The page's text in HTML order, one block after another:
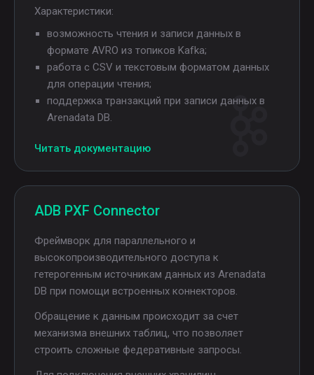
Характеристики:
возможность чтения и записи данных в
формате AVRO из топиков Kafka;
работа с CSV и текстовым форматом данных
для операции чтения;
поддержка транзакций при записи данных в
Arenadata DB.
Читать документацию
ADB PXF Connector
Фреймворк для параллельного и
высокопроизводительного доступа к
гетерогенным источникам данных из Arenadata
DB при помощи встроенных коннекторов.
Обращение к данным происходит за счет
механизма внешних таблиц, что позволяет
строить сложные федеративные запросы.